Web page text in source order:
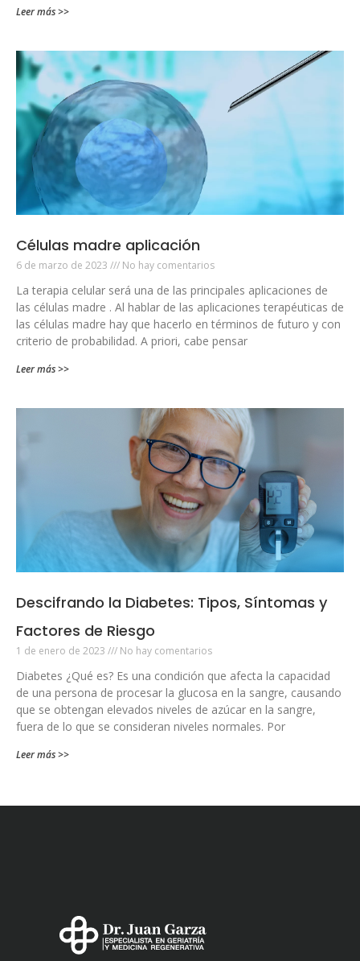
Leer más >>
Células madre aplicación
6 de marzo de 2023 No hay comentarios
La terapia celular será una de las principales aplicaciones de
las células madre . Al hablar de las aplicaciones terapéuticas de
las células madre hay que hacerlo en términos de futuro y con
criterio de probabilidad. A priori, cabe pensar
Leer más >>
Descifrando la Diabetes: Tipos, Síntomas y
Factores de Riesgo
1 de enero de 2023 No hay comentarios
Diabetes ¿Qué es? Es una condición que afecta la capacidad
de una persona de procesar la glucosa en la sangre, causando
que se obtengan elevados niveles de azúcar en la sangre,
fuera de lo que se consideran niveles normales. Por
Leer más >>